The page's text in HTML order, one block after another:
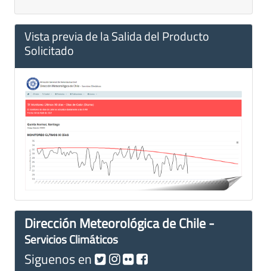
Vista previa de la Salida del Producto
Solicitado
Dirección Meteorológica de Chile -
Servicios Climáticos
Siguenos en